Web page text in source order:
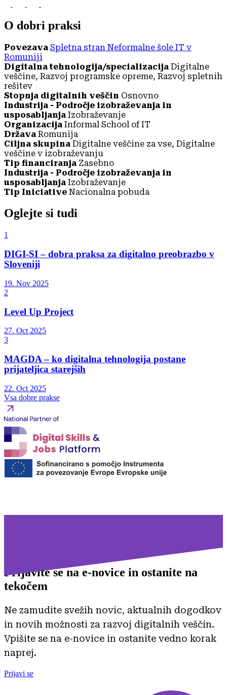
O dobri praksi
Povezava Spletna stran Neformalne šole IT v
Romuniji
Digitalna tehnologija/specializacija Digitalne
veščine, Razvoj programske opreme, Razvoj spletnih
rešitev
Stopnja digitalnih veščin Osnovno
Industrija - Področje izobraževanja in
usposabljanja Izobraževanje
Organizacija Informal School of IT
Država Romunija
Ciljna skupina Digitalne veščine za vse, Digitalne
veščine v izobraževanju
Tip financiranja Zasebno
Industrija - Področje izobraževanja in
usposabljanja Izobraževanje
Tip Iniciative Nacionalna pobuda
Oglejte si tudi
1
DIGI-SI – dobra praksa za digitalno preobrazbo v
Sloveniji
19. Nov 2025
2
Level Up Project
27. Oct 2025
3
MAGDA – ko digitalna tehnologija postane
prijateljica starejših
22. Oct 2025
Vsa dobre prakse
Prijavite se na e-novice in ostanite na
tekočem
Ne zamudite svežih novic, aktualnih dogodkov
in novih možnosti za razvoj digitalnih veščin.
Vpišite se na e-novice in ostanite vedno korak
naprej.
Prijavi se